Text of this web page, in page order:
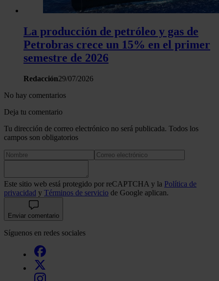
La producción de petróleo y gas de
Petrobras crece un 15% en el primer
semestre de 2026
Redacción29/07/2026
No hay comentarios
Deja tu comentario
Tu dirección de correo electrónico no será publicada. Todos los
campos son obligatorios
Este sitio web está protegido por reCAPTCHA y la Política de
privacidad y Términos de servicio de Google aplican.
Enviar comentario
Síguenos en redes sociales